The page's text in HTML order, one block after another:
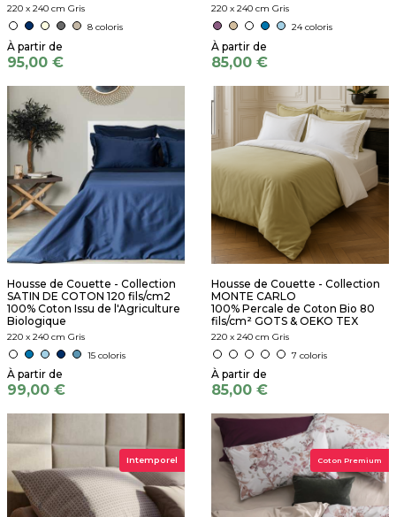
220 x 240 cm Gris
8 coloris
95,00 €
220 x 240 cm Gris
24 coloris
85,00 €
Housse de Couette - Collection
SATIN DE COTON 120 fils/cm2
100% Coton Issu de l'Agriculture
Biologique
220 x 240 cm Gris
15 coloris
99,00 €
Housse de Couette - Collection
MONTE CARLO
100% Percale de Coton Bio 80
fils/cm² GOTS & OEKO TEX
220 x 240 cm Gris
7 coloris
85,00 €
Intemporel Coton Premium